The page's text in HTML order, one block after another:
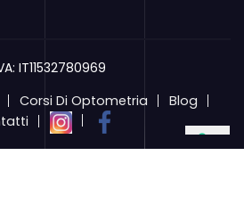
IT11532780969
Corsi Di Optometria
Blog